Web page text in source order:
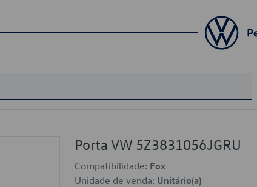
Porta VW 5Z3831056JGRU
Compatibilidade: Fox
Unidade de venda: Unitário(a)